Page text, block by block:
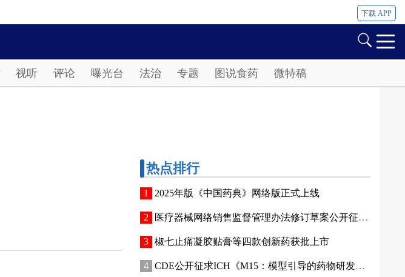
下载 APP
视听 评论 曝光台 法治 专题 图说食药 微特稿
热点排行
2025年版《中国药典》网络版正式上线
医疗器械网络销售监督管理办法修订草案公开征求意见
椒七止痛凝胶贴膏等四款创新药获批上市
CDE公开征求ICH《M15：模型引导的药物研发》指导原则实施建议和中文翻译稿意见